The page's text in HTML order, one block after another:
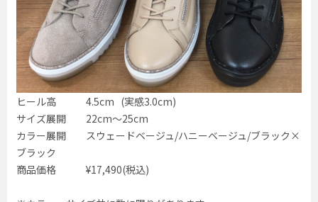
ヒール高 4.5cm (実感3.0cm)
サイズ展開 22cm〜25cm
カラー展開 スウェードベージュ/ハニーベージュ/ブラック×
ブラック
商品価格 ¥17,490(税込)